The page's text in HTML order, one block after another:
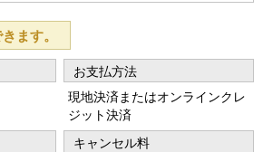
ます。
お支払方法
現地決済またはオンラインクレ
ジット決済
キャンセル料